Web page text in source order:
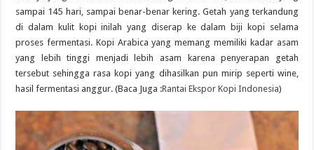
sampai 145 hari, sampai benar-benar kering. Getah yang terkandung
di dalam kulit kopi inilah yang diserap ke dalam biji kopi selama
proses fermentasi. Kopi Arabica yang memang memiliki kadar asam
yang lebih tinggi menjadi lebih asam karena penyerapan getah
tersebut sehingga rasa kopi yang dihasilkan pun mirip seperti wine,
hasil fermentasi anggur. (Baca Juga :Rantai Ekspor Kopi Indonesia)